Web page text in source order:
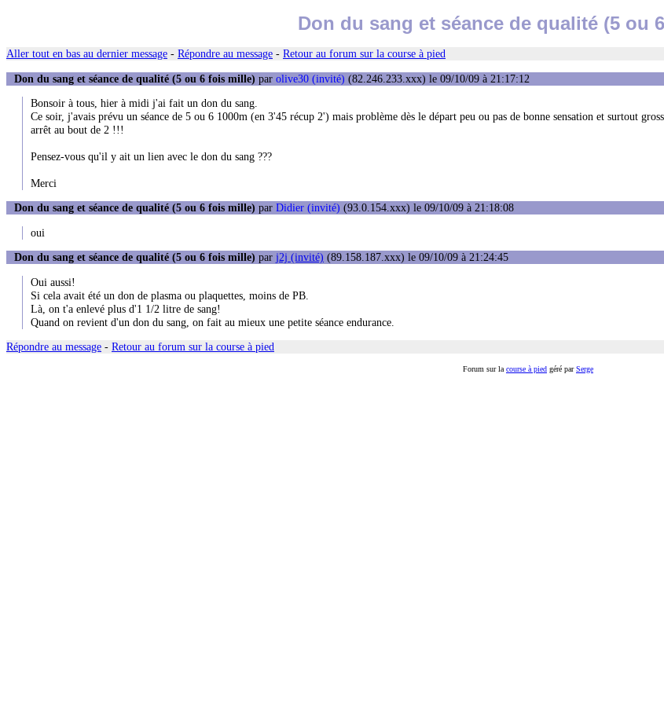
Don du sang et séance de qualité (5 ou
Aller tout en bas au dernier message - Répondre au message - Retour au forum sur la course à pied
Don du sang et séance de qualité (5 ou 6 fois mille) par olive30 (invité) (82.246.233.xxx) le 09/10/09 à 21:17:12
Bonsoir à tous, hier à midi j'ai fait un don du sang.
Ce soir, j'avais prévu un séance de 5 ou 6 1000m (en 3'45 récup 2') mais problème dès le départ peu ou pas de bonne sensation et surtout
arrêt au bout de 2 !!!
Pensez-vous qu'il y ait un lien avec le don du sang ???
Merci
Don du sang et séance de qualité (5 ou 6 fois mille) par Didier (invité) (93.0.154.xxx) le 09/10/09 à 21:18:08
oui
Don du sang et séance de qualité (5 ou 6 fois mille) par j2j (invité) (89.158.187.xxx) le 09/10/09 à 21:24:45
Oui aussi!
Si cela avait été un don de plasma ou plaquettes, moins de PB.
Là, on t'a enlevé plus d'1 1/2 litre de sang!
Quand on revient d'un don du sang, on fait au mieux une petite séance endurance.
Répondre au message - Retour au forum sur la course à pied
Forum sur lacourse à pied géré parSerge